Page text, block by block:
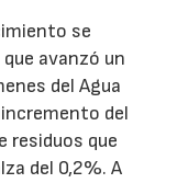
se
avanzó un
del Agua
del
residuos que
del 0,2%. A